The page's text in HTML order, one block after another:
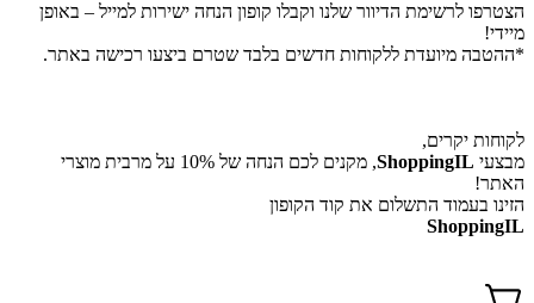
הצטרפו לרשימת הדיוור שלנו וקבלו קופון הנחה ישירות למייל – באופן
מיידי!
*ההטבה מיועדת ללקוחות חדשים בלבד שטרם ביצעו רכישה באתר.
לקוחות יקרים,
מבצעי ShoppingIL
, מקנים לכם הנחה של 10% על מרבית מוצרי
האתר!
הזינו בעמוד התשלום את קוד הקופון
ShoppingIL